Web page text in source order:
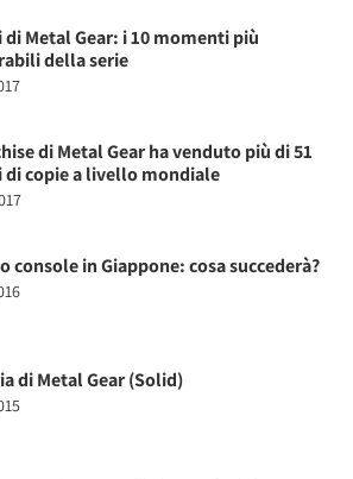
di Metal Gear: i 10 momenti più
della serie
di Metal Gear ha venduto più di 51
copie a livello mondiale
console in Giappone: cosa succederà?
di Metal Gear (Solid)